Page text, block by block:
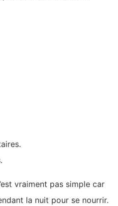
vraiment pas simple car
la nuit pour se nourrir.